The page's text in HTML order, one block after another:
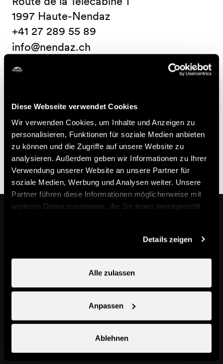
Diese Webseite verwendet Cookies
Wir verwenden Cookies, um Inhalte und Anzeigen zu
personalisieren, Funktionen für soziale Medien anbieten
zu können und die Zugriffe auf unsere Website zu
analysieren. Außerdem geben wir Informationen zu Ihrer
Verwendung unserer Website an unsere Partner für
soziale Medien, Werbung und Analysen weiter. Unsere
Partner führen diese Informationen möglicherweise mit
weiteren Daten zusammen, die Sie ihnen bereitgestellt
Details zeigen
Alle zulassen
Anpassen
Ablehnen
1997 Haute-Nendaz
+41 27 289 55 89
info@nendaz.ch
09:30 Uhr Beginn der Kämpfe
*Der Alpaufzug findet in Siviez in der Nähe des
Sesselbahn von Combatseline statt.
In der Nähe
Naturschauplätze